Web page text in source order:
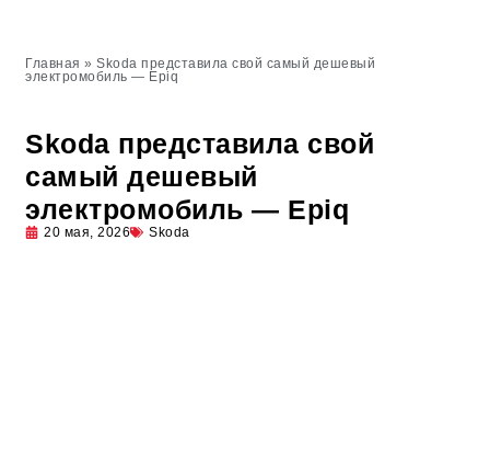
Главная » Skoda представила свой самый дешевый
электромобиль — Epiq
Skoda представила свой
самый дешевый
электромобиль — Epiq
20 мая, 2026 Skoda